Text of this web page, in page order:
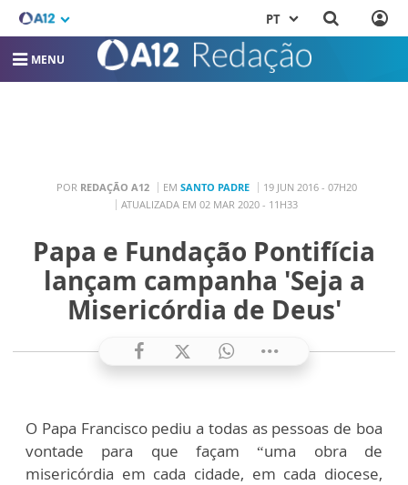
PT
MENU
POR REDAÇÃO A12 EM SANTO PADRE
19 JUN 2016 - 07H20
ATUALIZADA EM 02 MAR 2020 - 11H33
Papa e Fundação Pontifícia
lançam campanha 'Seja a
Misericórdia de Deus'
O Papa Francisco pediu a todas as pessoas de boa
vontade para que façam “uma obra de
misericórdia em cada cidade, em cada diocese,